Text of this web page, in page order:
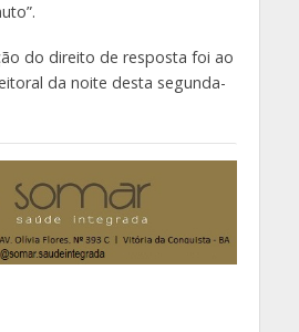
do direito de resposta foi ao
da noite desta segunda-